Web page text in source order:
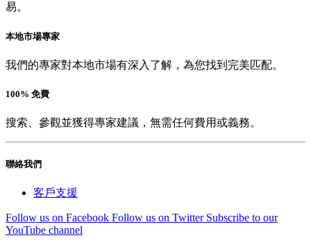
易。
本地市場專家
我們的專家對本地市場有深入了解，為您找到完美匹配。
100% 免費
搜索、參觀並獲得專家建議，無需任何費用或義務。
聯絡我們
客戶支援
Follow us on Facebook Follow us on Twitter Subscribe to our
YouTube channel